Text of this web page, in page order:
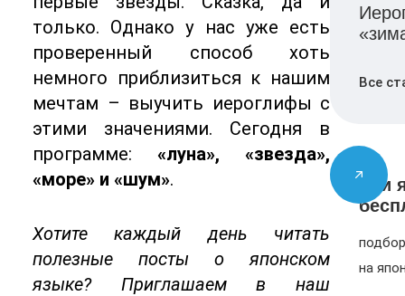
только. Однако у нас уже есть
проверенный способ хоть
немного приблизиться к нашим
мечтам – выучить иероглифы с
этими значениями. Сегодня в
программе: «луна», «звезда»,
«море» и «шум».
Хотите каждый день читать
полезные посты о японском
языке? Приглашаем в наш
Все
Учи
на